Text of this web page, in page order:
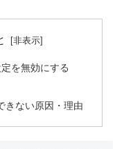
を無効にする
きない原因・理由